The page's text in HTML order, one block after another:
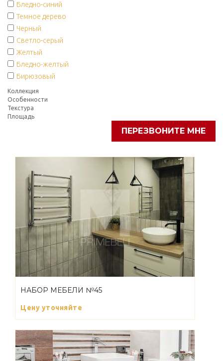
Бледно-синий
Темное дерево
Черный
Светло-серый
Желтый
Бледно-желтый
Бирюзовый
Коллекция
Особенности
Текстура
Площадь
ПЕРЕЗВОНИТЕ МНЕ
НАБОР МЕБЕЛИ №45
Цену уточняйте